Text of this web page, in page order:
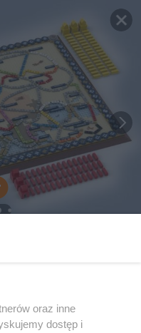
oraz inne
dostęp i